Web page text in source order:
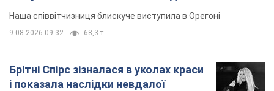
Наша співвітчизниця блискуче виступила в Орегоні
9.08.2026 09:32 68,3 т.
Брітні Спірс зізналася в уколах краси
і показала наслідки невдалої